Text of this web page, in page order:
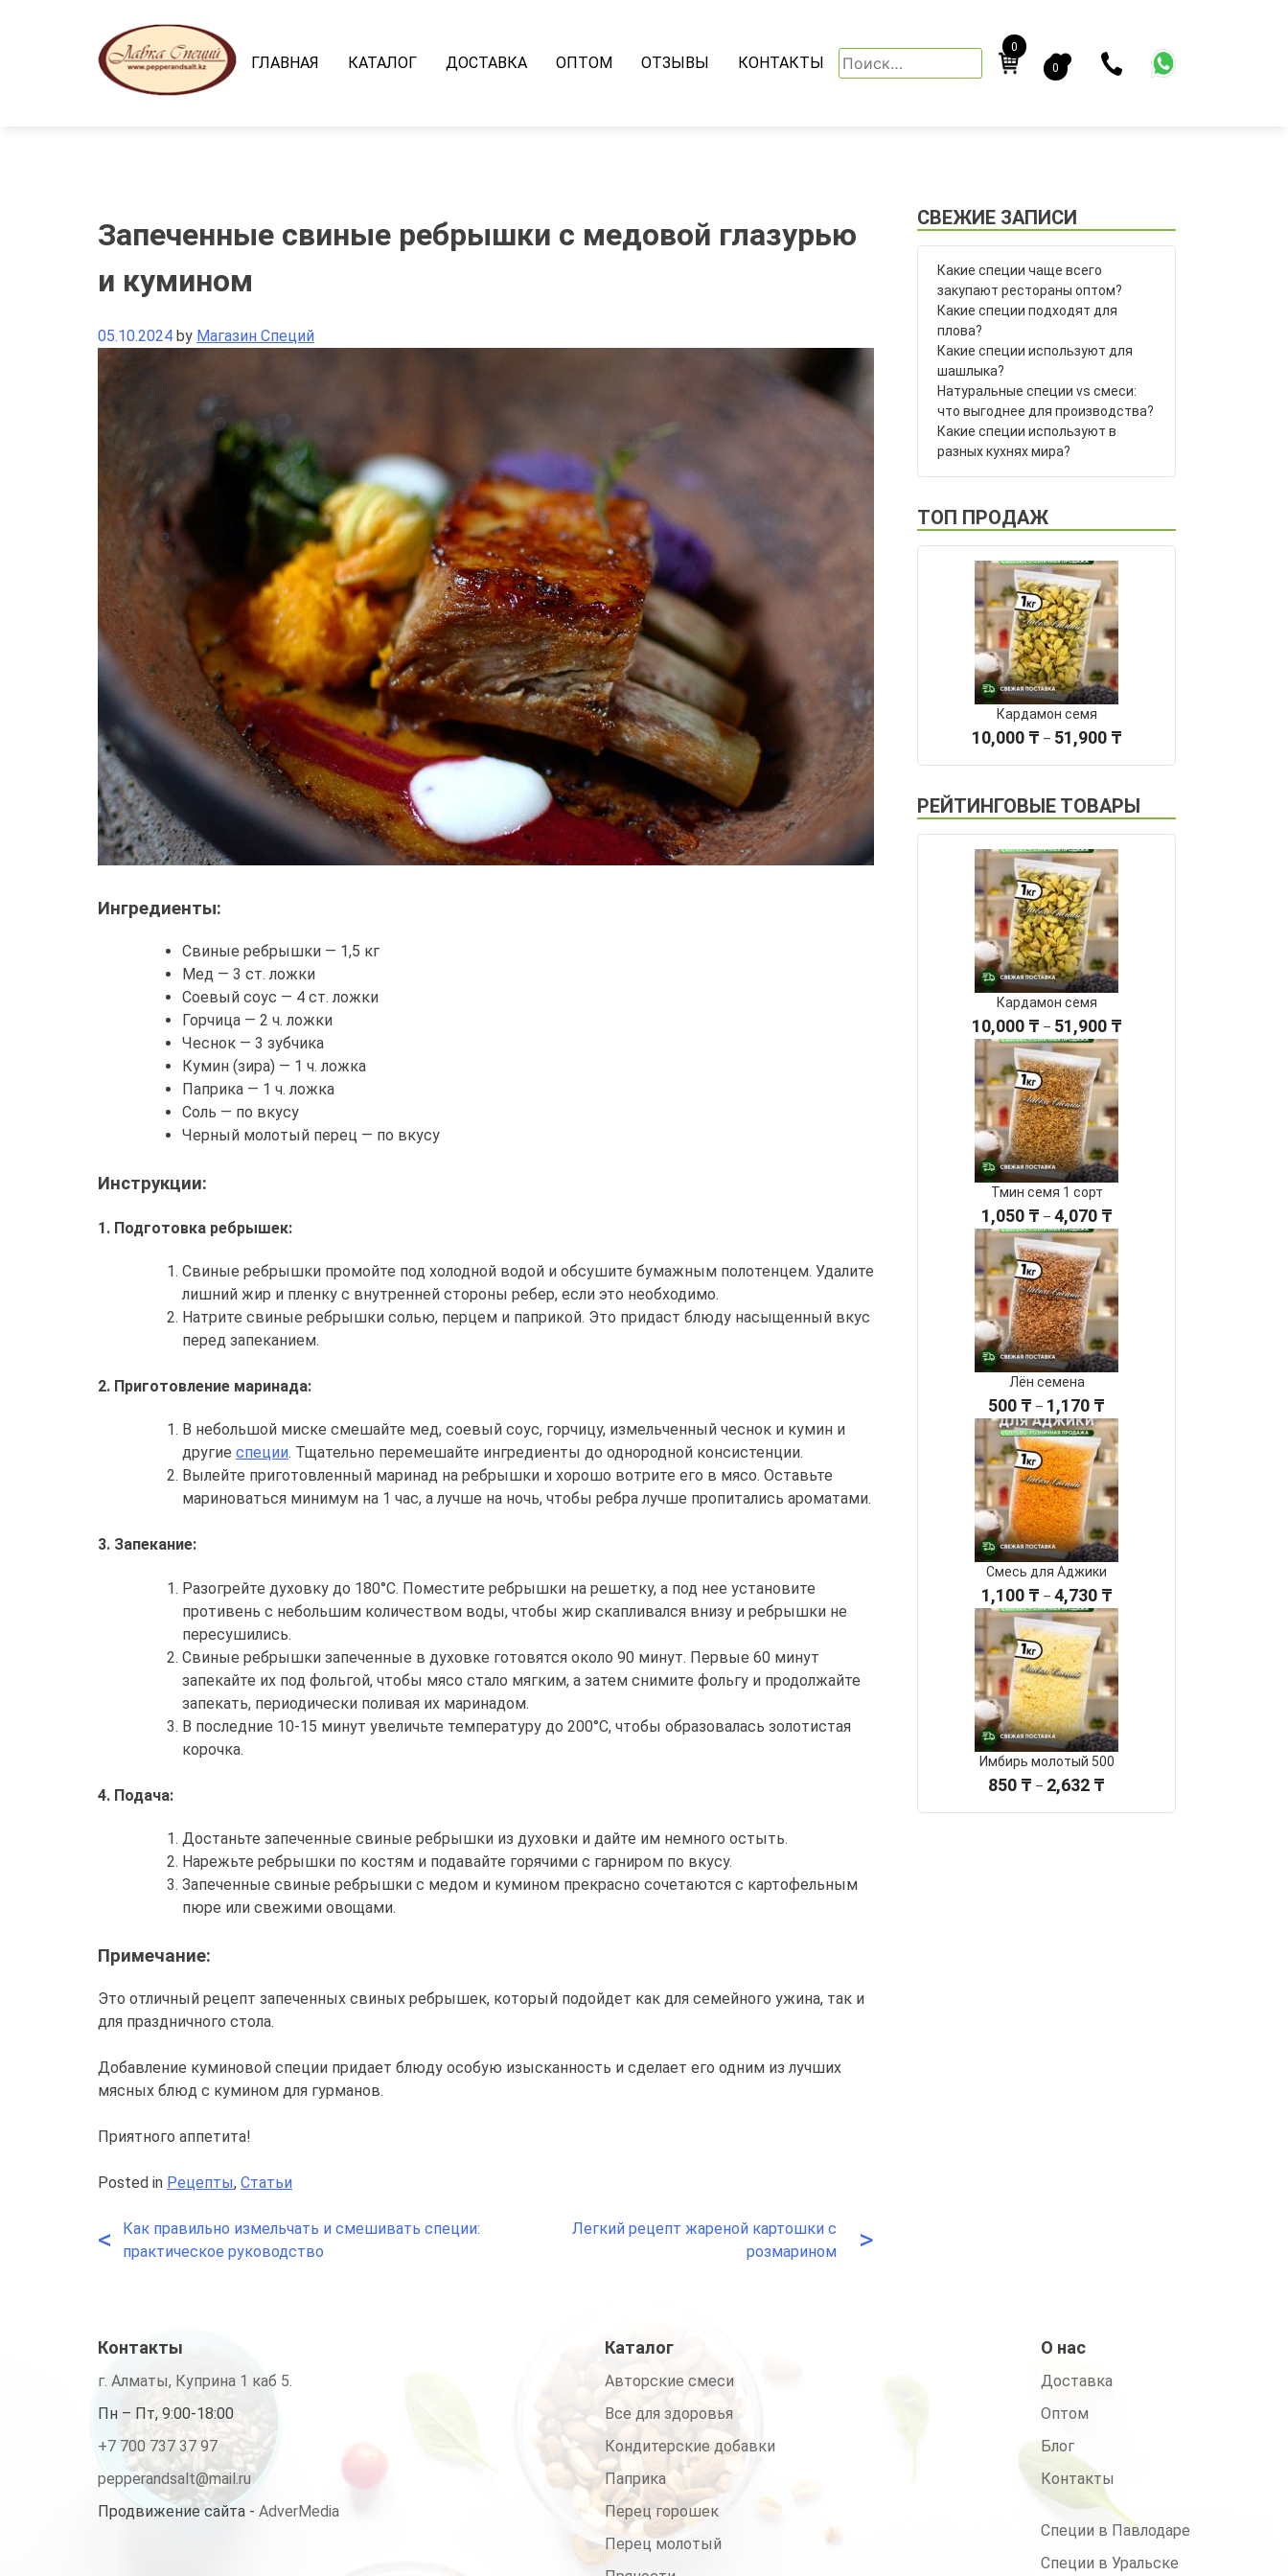
ГЛАВНАЯ КАТАЛОГ ДОСТАВКА ОПТОМ ОТЗЫВЫ КОНТАКТЫ Найти:
0
0
Запеченные свиные ребрышки с медовой глазурью
и кумином
05.10.2024 by Магазин Специй
Ингредиенты:
Свиные ребрышки — 1,5 кг
Мед — 3 ст. ложки
Соевый соус — 4 ст. ложки
Горчица — 2 ч. ложки
Чеснок — 3 зубчика
Кумин (зира) — 1 ч. ложка
Паприка — 1 ч. ложка
Соль — по вкусу
Черный молотый перец — по вкусу
Инструкции:
1. Подготовка ребрышек:
Свиные ребрышки промойте под холодной водой и обсушите бумажным полотенцем. Удалите
лишний жир и пленку с внутренней стороны ребер, если это необходимо.
Натрите свиные ребрышки солью, перцем и паприкой. Это придаст блюду насыщенный вкус
перед запеканием.
2. Приготовление маринада:
В небольшой миске смешайте мед, соевый соус, горчицу, измельченный чеснок и кумин и
другие специи. Тщательно перемешайте ингредиенты до однородной консистенции.
Вылейте приготовленный маринад на ребрышки и хорошо вотрите его в мясо. Оставьте
мариноваться минимум на 1 час, а лучше на ночь, чтобы ребра лучше пропитались ароматами.
3. Запекание:
Разогрейте духовку до 180°C. Поместите ребрышки на решетку, а под нее установите
противень с небольшим количеством воды, чтобы жир скапливался внизу и ребрышки не
пересушились.
Свиные ребрышки запеченные в духовке готовятся около 90 минут. Первые 60 минут
запекайте их под фольгой, чтобы мясо стало мягким, а затем снимите фольгу и продолжайте
запекать, периодически поливая их маринадом.
В последние 10-15 минут увеличьте температуру до 200°C, чтобы образовалась золотистая
корочка.
4. Подача:
Достаньте запеченные свиные ребрышки из духовки и дайте им немного остыть.
Нарежьте ребрышки по костям и подавайте горячими с гарниром по вкусу.
Запеченные свиные ребрышки с медом и кумином прекрасно сочетаются с картофельным
пюре или свежими овощами.
Примечание:
Это отличный рецепт запеченных свиных ребрышек, который подойдет как для семейного ужина, так и
для праздничного стола.
Добавление куминовой специи придает блюду особую изысканность и сделает его одним из лучших
мясных блюд с кумином для гурманов.
Приятного аппетита!
Posted in Рецепты, Статьи
Навигация
<
Как правильно измельчать и смешивать специи:
практическое руководство
Легкий рецепт жареной картошки с
розмарином
>
СВЕЖИЕ ЗАПИСИ
Какие специи чаще всего
закупают рестораны оптом?
Какие специи подходят для
плова?
Какие специи используют для
шашлыка?
Натуральные специи vs смеси:
что выгоднее для производства?
Какие специи используют в
разных кухнях мира?
ТОП ПРОДАЖ
Кардамон семя
10,000 ₸ – 51,900 ₸Диапазон
51,900 ₸
РЕЙТИНГОВЫЕ ТОВАРЫ
Кардамон семя
10,000 ₸ – 51,900 ₸Диапазон
Тмин семя 1 сорт
1,050 ₸ – 4,070 ₸Диапазон
цен:
1,050 ₸
–
4,070 ₸
Лëн семена
500 ₸ – 1,170 ₸
цен:
500 ₸
–
1,170 ₸
Смесь для Аджики
1,100 ₸ – 4,730 ₸Диапазон
цен:
1,100 ₸
–
4,730 ₸
Имбирь молотый 500
850 ₸ – 2,632 ₸
Контакты
г. Алматы, Куприна 1 каб 5.
Пн – Пт, 9:00-18:00
+7 700 737 37 97
pepperandsalt@mail.ru
Продвижение сайта - AdverMedia
Каталог
Авторские смеси
Все для здоровья
Кондитерские добавки
Паприка
Перец горошек
Перец молотый
О нас
Доставка
Оптом
Блог
Контакты
Специи в Павлодаре
Специи в Уральске